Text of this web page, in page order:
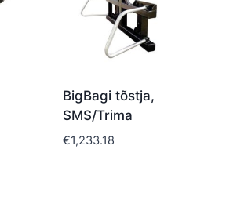
BigBagi tõstja,
SMS/Trima
€1,233.18